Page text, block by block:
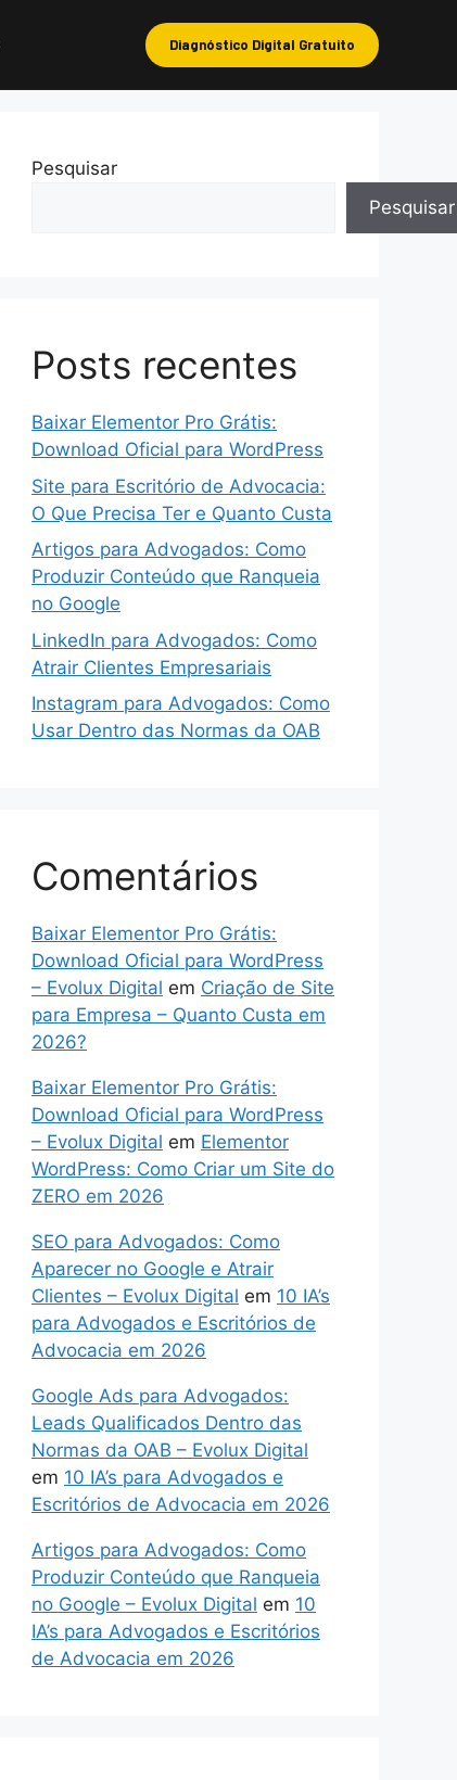
Diagnóstico Digital Gratuito
Pesquisar
Pesquisar
Posts recentes
Baixar Elementor Pro Grátis:
Download Oficial para WordPress
Site para Escritório de Advocacia:
O Que Precisa Ter e Quanto Custa
Artigos para Advogados: Como
Produzir Conteúdo que Ranqueia
no Google
LinkedIn para Advogados: Como
Atrair Clientes Empresariais
Instagram para Advogados: Como
Usar Dentro das Normas da OAB
Comentários
Baixar Elementor Pro Grátis:
Download Oficial para WordPress
– Evolux Digital em Criação de Site
para Empresa – Quanto Custa em
2026?
Baixar Elementor Pro Grátis:
Download Oficial para WordPress
– Evolux Digital em Elementor
WordPress: Como Criar um Site do
ZERO em 2026
SEO para Advogados: Como
Aparecer no Google e Atrair
Clientes – Evolux Digital em 10 IA’s
para Advogados e Escritórios de
Advocacia em 2026
Google Ads para Advogados:
Leads Qualificados Dentro das
Normas da OAB – Evolux Digital
em 10 IA’s para Advogados e
Escritórios de Advocacia em 2026
Artigos para Advogados: Como
Produzir Conteúdo que Ranqueia
no Google – Evolux Digital em 10
IA’s para Advogados e Escritórios
de Advocacia em 2026